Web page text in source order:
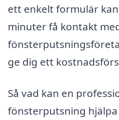
ett enkelt formulär
minuter få kontakt
ge dig ett
Så vad kan en
fönsterputsning hjälpa